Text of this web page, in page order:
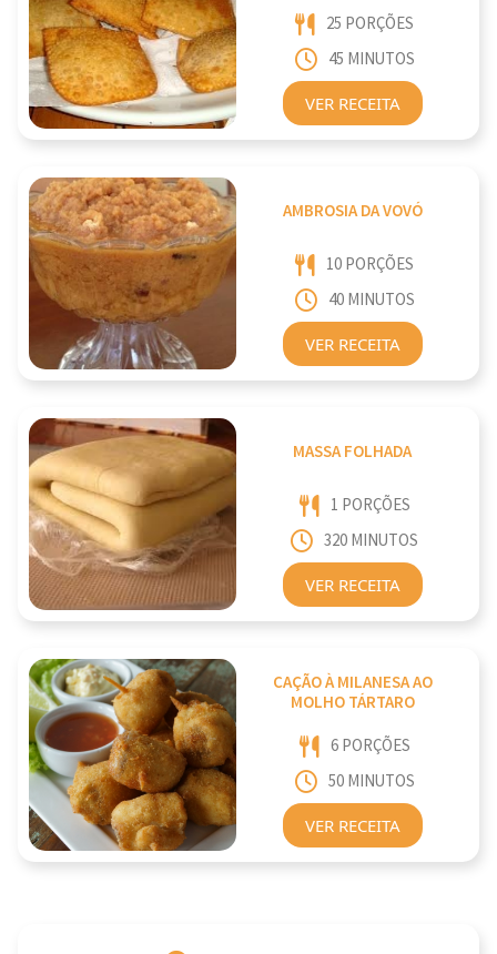
25 PORÇÕES
45 MINUTOS
VER RECEITA
AMBROSIA DA VOVÓ
10 PORÇÕES
40 MINUTOS
VER RECEITA
MASSA FOLHADA
1 PORÇÕES
320 MINUTOS
VER RECEITA
CAÇÃO À MILANESA AO
MOLHO TÁRTARO
6 PORÇÕES
50 MINUTOS
VER RECEITA